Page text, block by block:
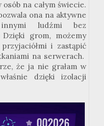
na całym świecie.
ona na aktywne
ludźmi bez
grom, możemy
i zastąpić
na serwerach.
że ja nie grałam w
dzięki izolacji